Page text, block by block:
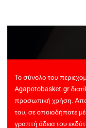
Το σύνολο του
Agapotobasket.gr
προσωπική χρήση.
του, σε οποιοδήποτε
γραπτή άδεια του